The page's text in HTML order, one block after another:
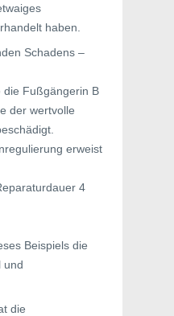
haben.
Schadens –
die Fußgängerin B
der wertvolle
erweist
4
Beispiels die
und
die